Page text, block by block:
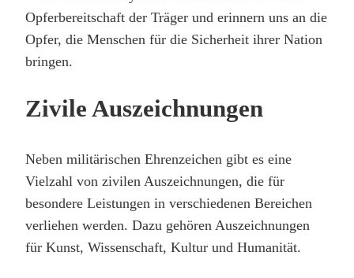
Opferbereitschaft der Träger und erinnern uns an die
Opfer, die Menschen für die Sicherheit ihrer Nation
bringen.
Zivile Auszeichnungen
Neben militärischen Ehrenzeichen gibt es eine
Vielzahl von zivilen Auszeichnungen, die für
besondere Leistungen in verschiedenen Bereichen
verliehen werden. Dazu gehören Auszeichnungen
für Kunst, Wissenschaft, Kultur und Humanität.